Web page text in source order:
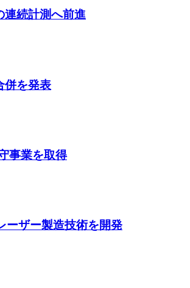
続計測へ前進
併を発表
事業を取得
ーザー製造技術を開発